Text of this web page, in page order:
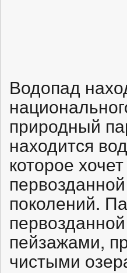
Водопад
природный
находится
которое
поколений.
пейзажами,
чистыми